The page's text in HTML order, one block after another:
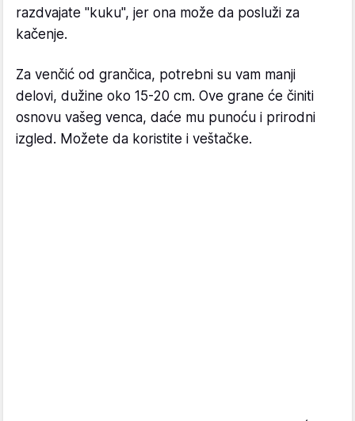
razdvajate "kuku", jer ona može da posluži za
kačenje.
Za venčić od grančica, potrebni su vam manji
delovi, dužine oko 15-20 cm. Ove grane će činiti
osnovu vašeg venca, daće mu punoću i prirodni
izgled. Možete da koristite i veštačke.